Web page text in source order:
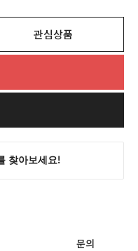
관심상품
문의